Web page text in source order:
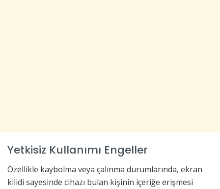
Yetkisiz Kullanımı Engeller
Özellikle kaybolma veya çalınma durumlarında, ekran
kilidi sayesinde cihazı bulan kişinin içeriğe erişmesi